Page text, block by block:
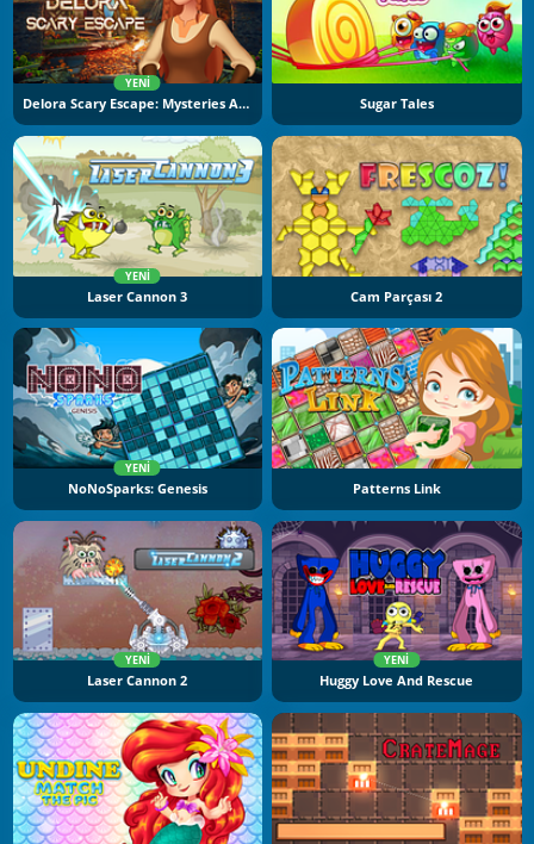
YENI
Delora Scary Escape: Mysteries Adventure Sugar Tales
YENI
Laser Cannon 3 Cam Parçası 2
YENI
NoNoSparks: Genesis Patterns Link
YENI
Laser Cannon 2
YENI
Huggy Love And Rescue